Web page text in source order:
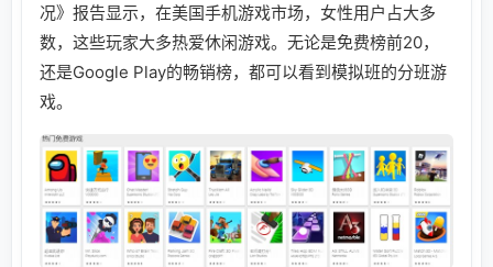
况》报告显示，在美国手机游戏市场，女性用户占大多
数，这些玩家大多热爱休闲游戏。无论是免费榜前20，
还是Google Play的畅销榜，都可以看到模拟班的分班游
戏。